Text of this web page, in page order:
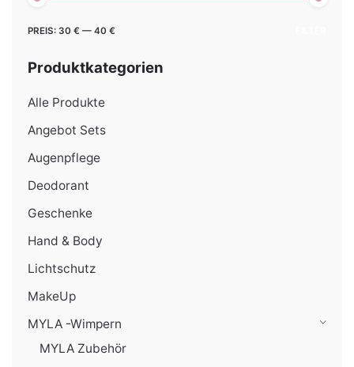
Min.
Max.
PREIS: 30 € — 40 €
Produktkategorien
Alle Produkte
Angebot Sets
Augenpflege
Deodorant
Geschenke
Hand & Body
Lichtschutz
MakeUp
MYLA -Wimpern
MYLA Zubehör